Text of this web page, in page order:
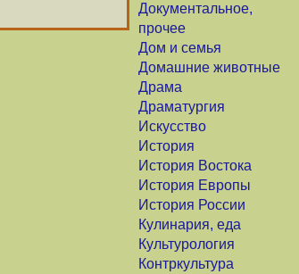
Документальное,
прочее
Дом и семья
Домашние животные
Драма
Драматургия
Искусство
История
История Востока
История Европы
История России
Кулинария, еда
Культурология
Контркультура